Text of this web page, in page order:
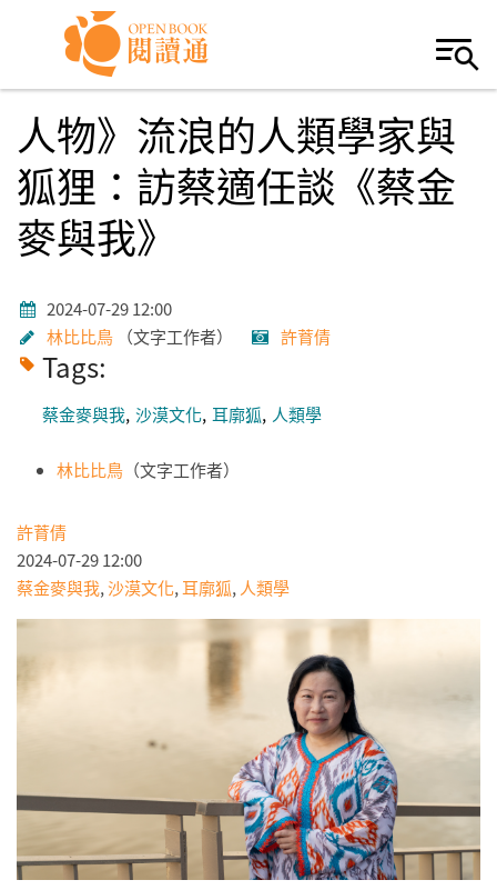
Skip to navigation
移至主內容
人物》流浪的人類學家與
狐狸：訪蔡適任談《蔡金
麥與我》
2024-07-29 12:00
林比比鳥
文字工作者 許𦱀倩
Tags:
蔡金麥與我 沙漠文化 耳廓狐 人類學
林比比鳥 （文字工作者）
許𦱀倩
2024-07-29 12:00
蔡金麥與我,沙漠文化, 耳廓狐, 人類學